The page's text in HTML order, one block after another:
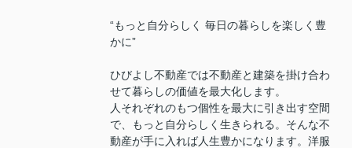
“もっと自分らしく 毎日の暮らしを楽しく豊
かに”
ひびよし不動産では不動産と建築を掛け合わ
せて暮らしの価値を最大化します。
人それぞれのもつ個性を最大に引き出す空間
で、もっと自分らしく生きられる。そんな不
動産が手に入れば人生豊かになります。洋服